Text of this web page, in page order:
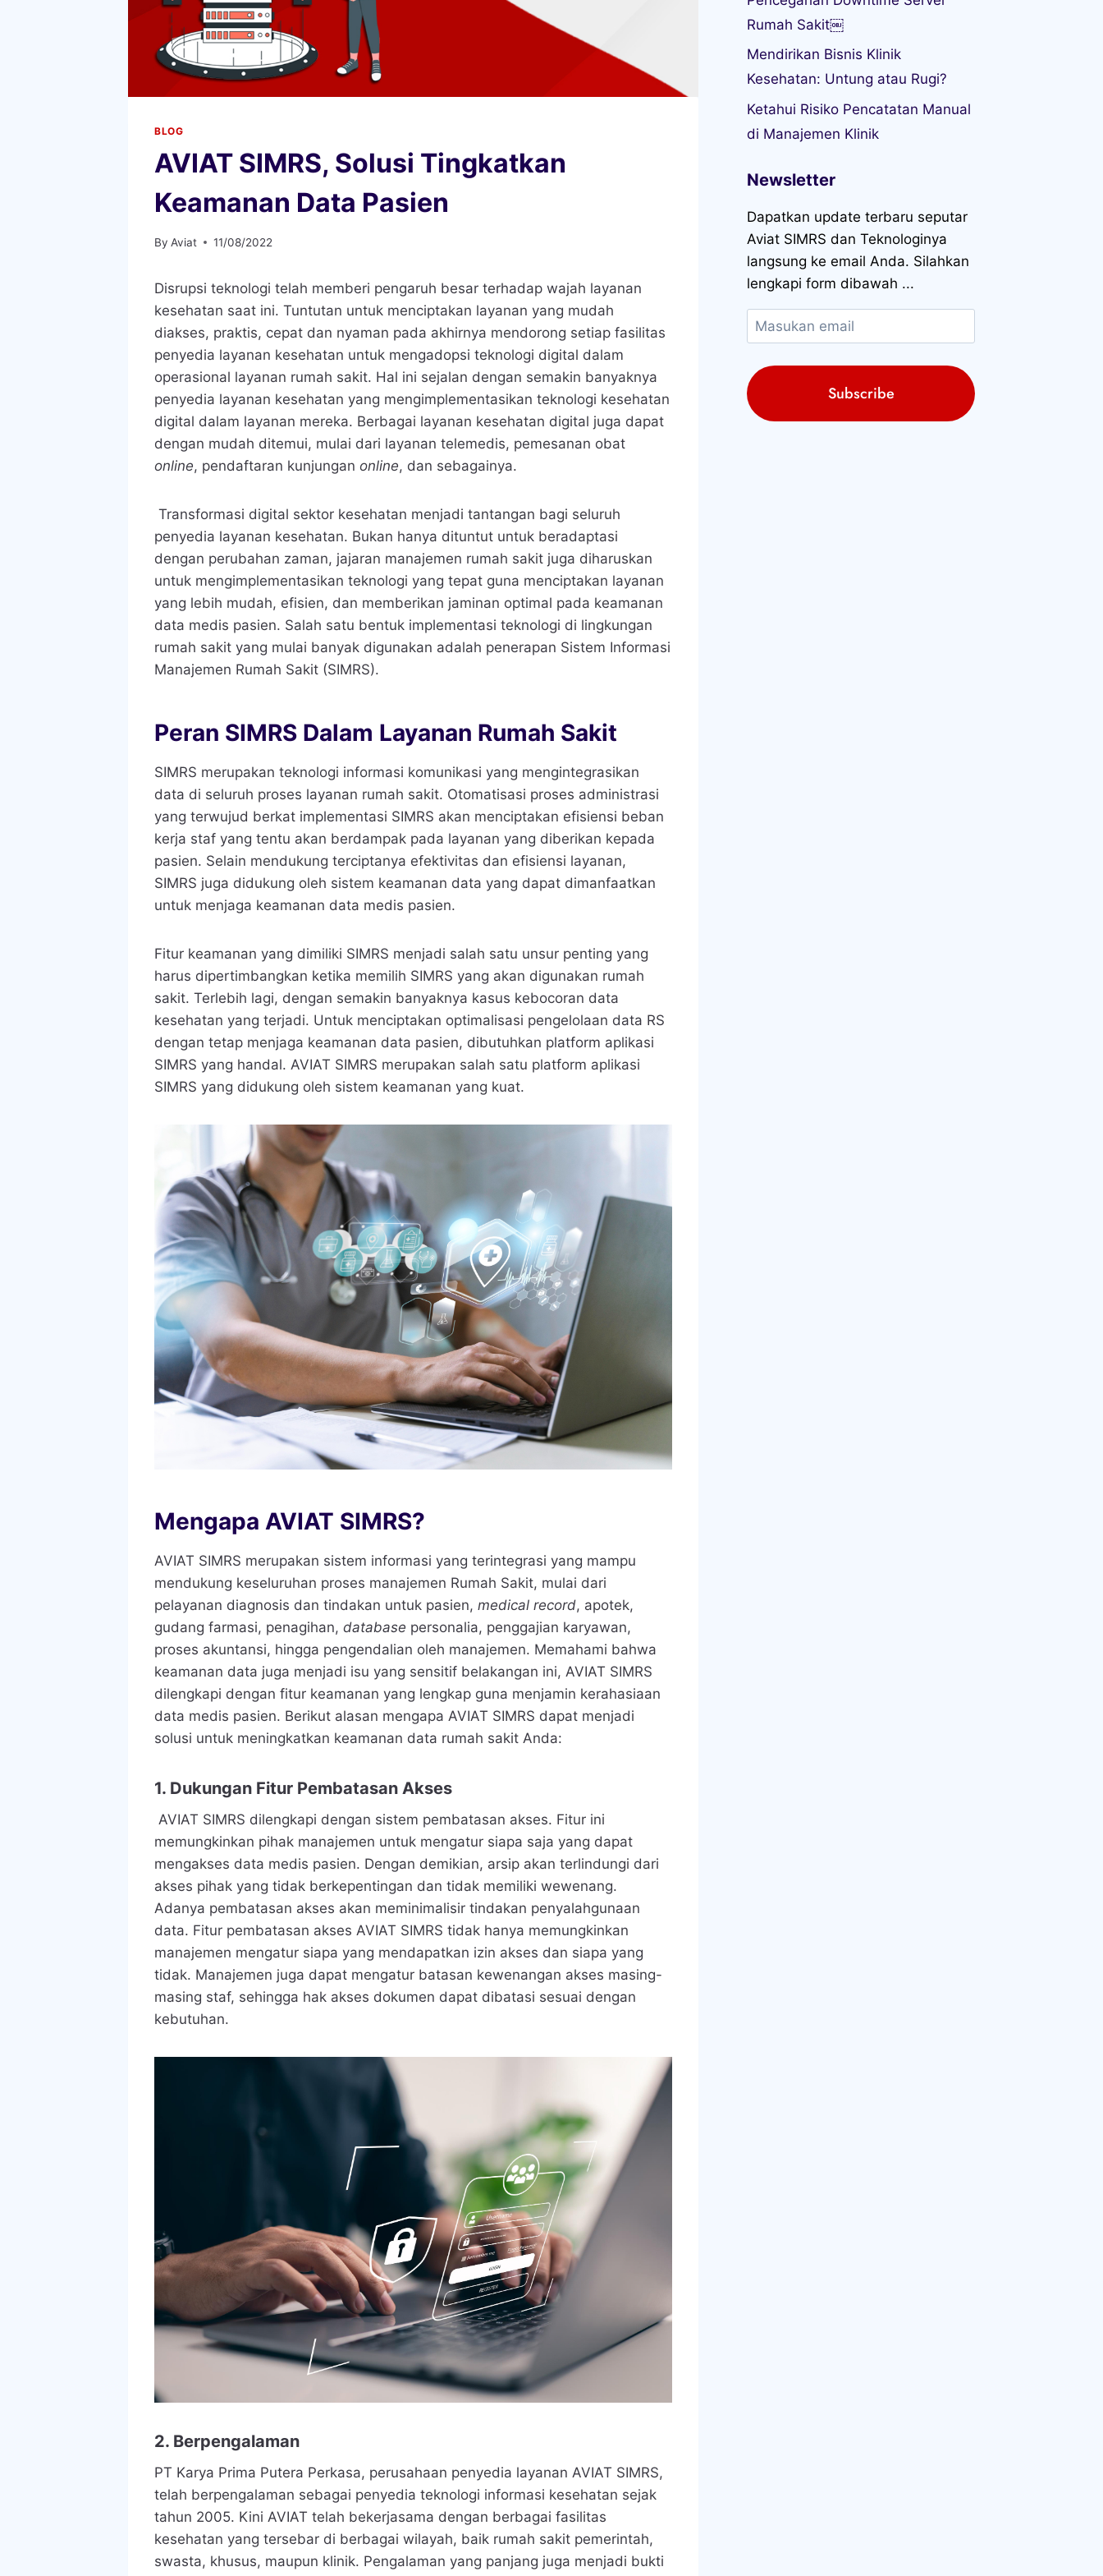
BLOG
AVIAT SIMRS, Solusi Tingkatkan
Keamanan Data Pasien
By Aviat 11/08/2022
Disrupsi teknologi telah memberi pengaruh besar terhadap wajah layanan
kesehatan saat ini. Tuntutan untuk menciptakan layanan yang mudah
diakses, praktis, cepat dan nyaman pada akhirnya mendorong setiap fasilitas
penyedia layanan kesehatan untuk mengadopsi teknologi digital dalam
operasional layanan rumah sakit. Hal ini sejalan dengan semakin banyaknya
penyedia layanan kesehatan yang mengimplementasikan teknologi kesehatan
digital dalam layanan mereka. Berbagai layanan kesehatan digital juga dapat
dengan mudah ditemui, mulai dari layanan telemedis, pemesanan obat
online, pendaftaran kunjungan online, dan sebagainya.
Transformasi digital sektor kesehatan menjadi tantangan bagi seluruh
penyedia layanan kesehatan. Bukan hanya dituntut untuk beradaptasi
dengan perubahan zaman, jajaran manajemen rumah sakit juga diharuskan
untuk mengimplementasikan teknologi yang tepat guna menciptakan layanan
yang lebih mudah, efisien, dan memberikan jaminan optimal pada keamanan
data medis pasien. Salah satu bentuk implementasi teknologi di lingkungan
rumah sakit yang mulai banyak digunakan adalah penerapan Sistem Informasi
Manajemen Rumah Sakit (SIMRS).
Peran SIMRS Dalam Layanan Rumah Sakit
SIMRS merupakan teknologi informasi komunikasi yang mengintegrasikan
data di seluruh proses layanan rumah sakit. Otomatisasi proses administrasi
yang terwujud berkat implementasi SIMRS akan menciptakan efisiensi beban
kerja staf yang tentu akan berdampak pada layanan yang diberikan kepada
pasien. Selain mendukung terciptanya efektivitas dan efisiensi layanan,
SIMRS juga didukung oleh sistem keamanan data yang dapat dimanfaatkan
untuk menjaga keamanan data medis pasien.
Fitur keamanan yang dimiliki SIMRS menjadi salah satu unsur penting yang
harus dipertimbangkan ketika memilih SIMRS yang akan digunakan rumah
sakit. Terlebih lagi, dengan semakin banyaknya kasus kebocoran data
kesehatan yang terjadi. Untuk menciptakan optimalisasi pengelolaan data RS
dengan tetap menjaga keamanan data pasien, dibutuhkan platform aplikasi
SIMRS yang handal. AVIAT SIMRS merupakan salah satu platform aplikasi
SIMRS yang didukung oleh sistem keamanan yang kuat.
Mengapa AVIAT SIMRS?
AVIAT SIMRS merupakan sistem informasi yang terintegrasi yang mampu
mendukung keseluruhan proses manajemen Rumah Sakit, mulai dari
pelayanan diagnosis dan tindakan untuk pasien, medical record, apotek,
gudang farmasi, penagihan, database personalia, penggajian karyawan,
proses akuntansi, hingga pengendalian oleh manajemen. Memahami bahwa
keamanan data juga menjadi isu yang sensitif belakangan ini, AVIAT SIMRS
dilengkapi dengan fitur keamanan yang lengkap guna menjamin kerahasiaan
data medis pasien. Berikut alasan mengapa AVIAT SIMRS dapat menjadi
solusi untuk meningkatkan keamanan data rumah sakit Anda:
1. Dukungan Fitur Pembatasan Akses
AVIAT SIMRS dilengkapi dengan sistem pembatasan akses. Fitur ini
memungkinkan pihak manajemen untuk mengatur siapa saja yang dapat
mengakses data medis pasien. Dengan demikian, arsip akan terlindungi dari
akses pihak yang tidak berkepentingan dan tidak memiliki wewenang.
Adanya pembatasan akses akan meminimalisir tindakan penyalahgunaan
data. Fitur pembatasan akses AVIAT SIMRS tidak hanya memungkinkan
manajemen mengatur siapa yang mendapatkan izin akses dan siapa yang
tidak. Manajemen juga dapat mengatur batasan kewenangan akses masing-
masing staf, sehingga hak akses dokumen dapat dibatasi sesuai dengan
kebutuhan.
2. Berpengalaman
PT Karya Prima Putera Perkasa, perusahaan penyedia layanan AVIAT SIMRS,
telah berpengalaman sebagai penyedia teknologi informasi kesehatan sejak
tahun 2005. Kini AVIAT telah bekerjasama dengan berbagai fasilitas
kesehatan yang tersebar di berbagai wilayah, baik rumah sakit pemerintah,
swasta, khusus, maupun klinik. Pengalaman yang panjang juga menjadi bukti
Rumah Sakit￼
Mendirikan Bisnis Klinik
Kesehatan: Untung atau Rugi?
Ketahui Risiko Pencatatan Manual
di Manajemen Klinik
Newsletter
Dapatkan update terbaru seputar
Aviat SIMRS dan Teknologinya
langsung ke email Anda. Silahkan
lengkapi form dibawah ...